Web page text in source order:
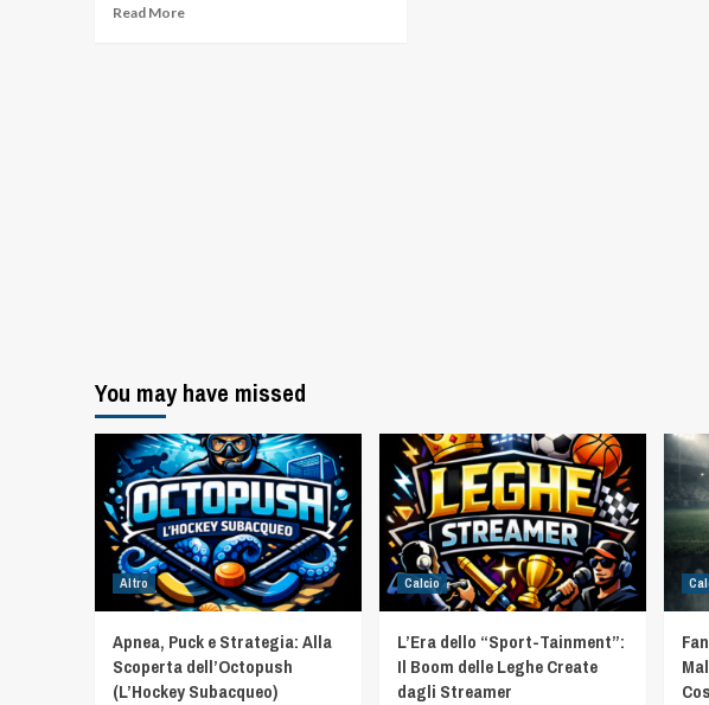
Read More
You may have missed
Altro
Apnea, Puck e Strategia: Alla
Scoperta dell’Octopush
(L’Hockey Subacqueo)
Calcio
L’Era dello “Sport-Tainment”:
Il Boom delle Leghe Create
dagli Streamer